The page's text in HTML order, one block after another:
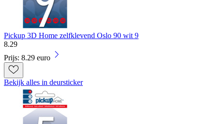
Pickup 3D Home zelfklevend Oslo 90 wit 9
8.29
Prijs: 8.29 euro
Bekijk alles in deursticker